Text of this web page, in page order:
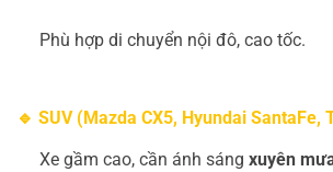
Phù hợp di chuyển nội đô, cao tốc.
🔹 SUV (Mazda CX5, Hyundai SantaFe,
Xe gầm cao, cần ánh sáng xuyên